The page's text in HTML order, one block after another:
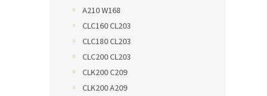
A210 W168
CLC160 CL203
CLC180 CL203
CLC200 CL203
CLK200 C209
CLK200 A209